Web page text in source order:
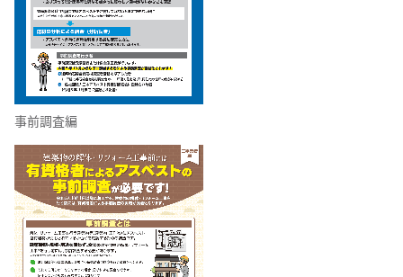
事前調査編